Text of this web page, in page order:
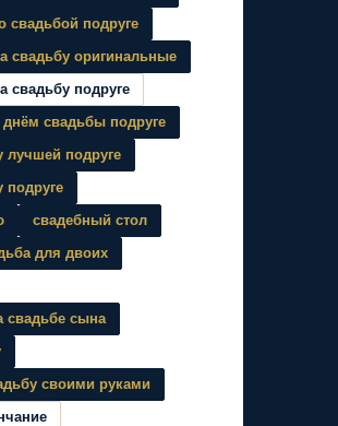
свадьбой подруге
свадьбу оригинальные
свадьбу подруге
днём свадьбы подруге
лучшей подруге
подруге
свадебный стол
для двоих
свадьбе сына
своими руками